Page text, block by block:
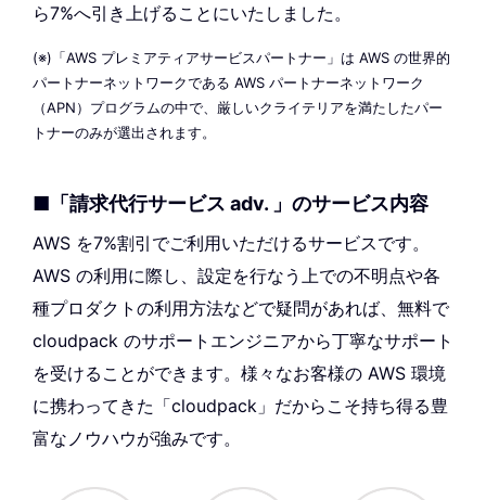
ら7%へ引き上げることにいたしました。
(※)「AWS プレミアティアサービスパートナー」は AWS の世界的
パートナーネットワークである AWS パートナーネットワーク
（APN）プログラムの中で、厳しいクライテリアを満たしたパー
トナーのみが選出されます。
■「請求代行サービス adv. 」のサービス内容
AWS を7%割引でご利用いただけるサービスです。
AWS の利用に際し、設定を行なう上での不明点や各
種プロダクトの利用方法などで疑問があれば、無料で
cloudpack のサポートエンジニアから丁寧なサポート
を受けることができます。様々なお客様の AWS 環境
に携わってきた「cloudpack」だからこそ持ち得る豊
富なノウハウが強みです。